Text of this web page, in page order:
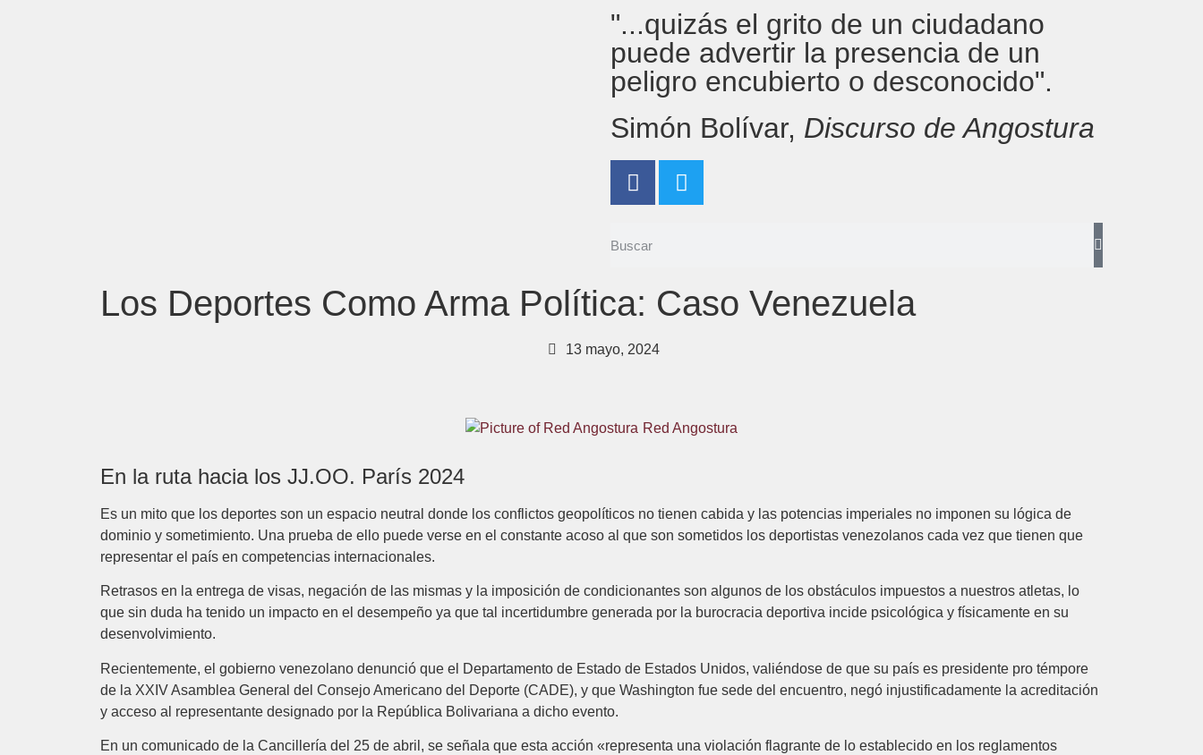
"...quizás el grito de un ciudadano
puede advertir la presencia de un
peligro encubierto o desconocido".
Simón Bolívar, Discurso de Angostura
Los Deportes Como Arma Política: Caso Venezuela
13 mayo, 2024
Red Angostura
En la ruta hacia los JJ.OO. París 2024
Es un mito que los deportes son un espacio neutral donde los conflictos geopolíticos no tienen cabida y las potencias imperiales no imponen su lógica de
dominio y sometimiento. Una prueba de ello puede verse en el constante acoso al que son sometidos los deportistas venezolanos cada vez que tienen que
representar el país en competencias internacionales.
Retrasos en la entrega de visas, negación de las mismas y la imposición de condicionantes son algunos de los obstáculos impuestos a nuestros atletas, lo
que sin duda ha tenido un impacto en el desempeño ya que tal incertidumbre generada por la burocracia deportiva incide psicológica y físicamente en su
desenvolvimiento.
Recientemente, el gobierno venezolano denunció que el Departamento de Estado de Estados Unidos, valiéndose de que su país es presidente pro témpore
de la XXIV Asamblea General del Consejo Americano del Deporte (CADE), y que Washington fue sede del encuentro, negó injustificadamente la acreditación
y acceso al representante designado por la República Bolivariana a dicho evento.
En un comunicado de la Cancillería del 25 de abril, se señala que esta acción «representa una violación flagrante de lo establecido en los reglamentos